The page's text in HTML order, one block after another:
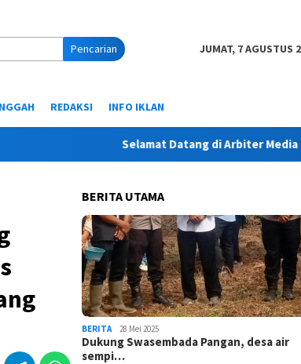
Pencarian JUMAT, 7 AGUSTUS
REDAKSI INFO IKLAN
Selamat Datang di Arbiter Media Online
BERITA UTAMA
BERITA 28 Mei 2025
Dukung Swasembada Pangan, desa air
sempi…